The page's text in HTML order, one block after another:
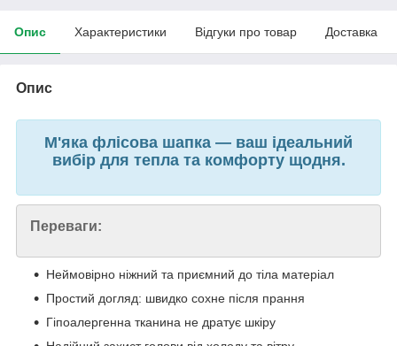
Опис Характеристики Відгуки про товар Доставка
Опис
М'яка флісова шапка — ваш ідеальний
вибір для тепла та комфорту щодня.
Переваги:
Неймовірно ніжний та приємний до тіла матеріал
Простий догляд: швидко сохне після прання
Гіпоалергенна тканина не дратує шкіру